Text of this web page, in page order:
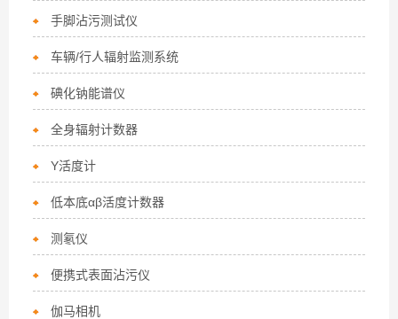
手脚沾污测试仪
车辆/行人辐射监测系统
碘化钠能谱仪
全身辐射计数器
Y活度计
低本底αβ活度计数器
测氡仪
便携式表面沾污仪
伽马相机